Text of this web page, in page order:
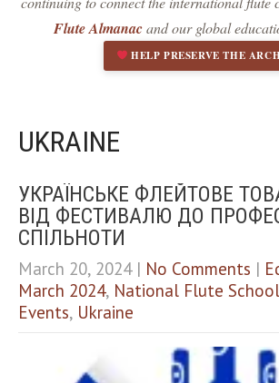
format_underlined Underline links
Mark links
a
p
t
i
Flute Almanacand our global
HELP PRESERVE THE
UKRAINE
УКРАЇНСЬКЕ ФЛЕЙТОВЕ
ВІД ФЕСТИВАЛЮ ДО
СПІЛЬНОТИ
March 20, 2024 | No Comments |
March 2024, National Flute
Events, Ukraine